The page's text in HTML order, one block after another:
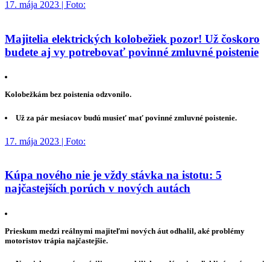
17. mája 2023 | Foto:
Majitelia elektrických kolobežiek pozor! Už čoskoro
budete aj vy potrebovať povinné zmluvné poistenie
Kolobežkám bez poistenia odzvonilo.
Už za pár mesiacov budú musieť mať povinné zmluvné poistenie.
17. mája 2023 | Foto:
Kúpa nového nie je vždy stávka na istotu: 5
najčastejších porúch v nových autách
Prieskum medzi reálnymi majiteľmi nových áut odhalil, aké problémy
motoristov trápia najčastejšie.